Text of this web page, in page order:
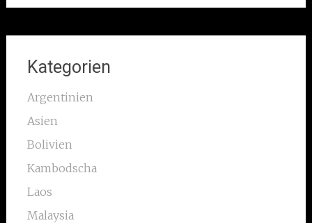
Kategorien
Argentinien
Asien
Bolivien
Kambodscha
Laos
Malaysia